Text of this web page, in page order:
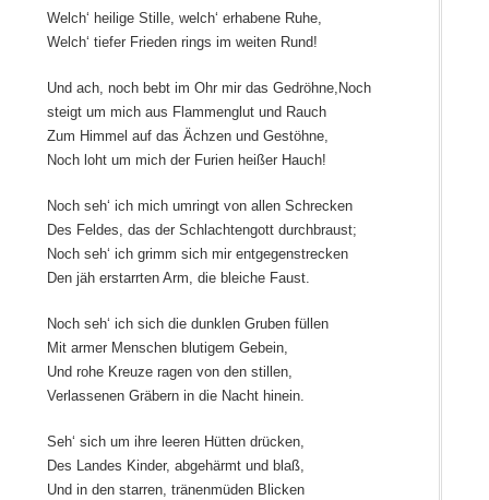
Welch‘ heilige Stille, welch‘ erhabene Ruhe,
Welch‘ tiefer Frieden rings im weiten Rund!
Und ach, noch bebt im Ohr mir das Gedröhne,Noch
steigt um mich aus Flammenglut und Rauch
Zum Himmel auf das Ächzen und Gestöhne,
Noch loht um mich der Furien heißer Hauch!
Noch seh‘ ich mich umringt von allen Schrecken
Des Feldes, das der Schlachtengott durchbraust;
Noch seh‘ ich grimm sich mir entgegenstrecken
Den jäh erstarrten Arm, die bleiche Faust.
Noch seh‘ ich sich die dunklen Gruben füllen
Mit armer Menschen blutigem Gebein,
Und rohe Kreuze ragen von den stillen,
Verlassenen Gräbern in die Nacht hinein.
Seh‘ sich um ihre leeren Hütten drücken,
Des Landes Kinder, abgehärmt und blaß,
Und in den starren, tränenmüden Blicken